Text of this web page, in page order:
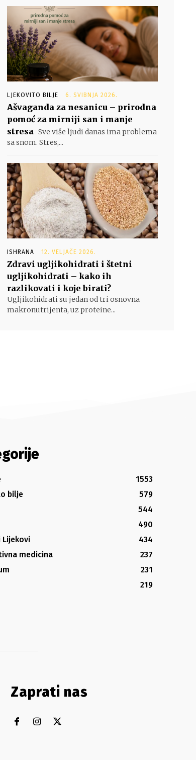
LJEKOVITO BILJE 6. SVIBNJA 2026.
Ašvaganda za nesanicu – prirodna
pomoć za mirniji san i manje
stresa Sve više ljudi danas ima problema
sa snom. Stres,...
ISHRANA 12. VELJAČE 2026.
Zdravi ugljikohidrati i štetni
ugljikohidrati – kako ih
razlikovati i koje birati?
Ugljikohidrati su jedan od tri osnovna
makronutrijenta, uz proteine...
1553
bilje
579
544
490
Lijekovi
434
medicina
237
231
219
Zaprati nas